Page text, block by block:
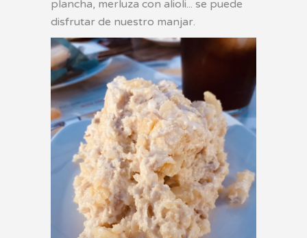
plancha, merluza con alioli... se puede
disfrutar de nuestro manjar.